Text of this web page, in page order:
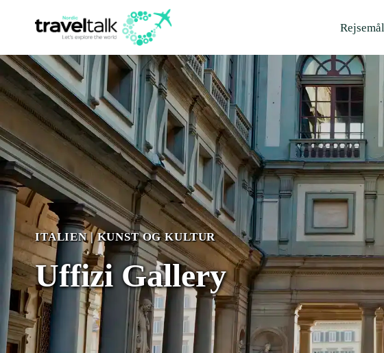
Rejsemål
ITALIEN|KUNST OG KULTUR
Uffizi Gallery